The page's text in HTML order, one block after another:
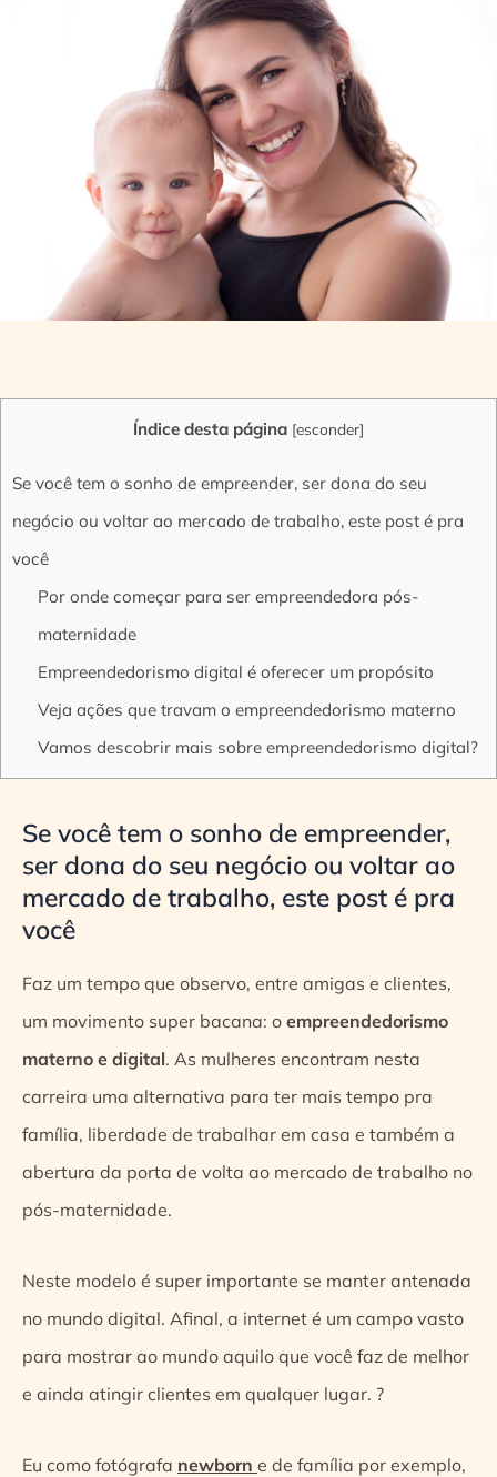
Índice desta página [esconder]
Se você tem o sonho de empreender, ser dona do seu
negócio ou voltar ao mercado de trabalho, este post é pra
você
Por onde começar para ser empreendedora pós-
maternidade
Empreendedorismo digital é oferecer um propósito
Veja ações que travam o empreendedorismo materno
Vamos descobrir mais sobre empreendedorismo digital?
Se você tem o sonho de empreender,
ser dona do seu negócio ou voltar ao
mercado de trabalho, este post é pra
você
Faz um tempo que observo, entre amigas e clientes,
um movimento super bacana: o empreendedorismo
materno e digital. As mulheres encontram nesta
carreira uma alternativa para ter mais tempo pra
família, liberdade de trabalhar em casa e também a
abertura da porta de volta ao mercado de trabalho no
pós-maternidade.
Neste modelo é super importante se manter antenada
no mundo digital. Afinal, a internet é um campo vasto
para mostrar ao mundo aquilo que você faz de melhor
e ainda atingir clientes em qualquer lugar. ?
Eu como fotógrafa newborn e de família por exemplo,